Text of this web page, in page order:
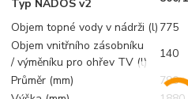
Typ NADOS v2
Objem topné vody v nádrži (l) 775
Objem vnitřního zásobníku
/ výměníku pro ohřev TV (l)
140
Průměr (mm)
790